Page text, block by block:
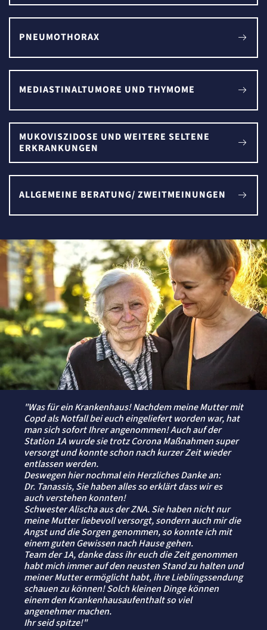
PNEUMOTHORAX
MEDIASTINALTUMORE UND THYMOME
MUKOVISZIDOSE UND WEITERE SELTENE
ERKRANKUNGEN
ALLGEMEINE BERATUNG/ ZWEITMEINUNGEN
"Was für ein Krankenhaus! Nachdem meine Mutter mit
Copd als Notfall bei euch eingeliefert worden war, hat
man sich sofort Ihrer angenommen! Auch auf der
Station 1A wurde sie trotz Corona Maßnahmen super
versorgt und konnte schon nach kurzer Zeit wieder
entlassen werden.
Deswegen hier nochmal ein Herzliches Danke an:
Dr. Tanassis, Sie haben alles so erklärt dass wir es
auch verstehen konnten!
Schwester Alischa aus der ZNA. Sie haben nicht nur
meine Mutter liebevoll versorgt, sondern auch mir die
Angst und die Sorgen genommen, so konnte ich mit
einem guten Gewissen nach Hause gehen.
Team der 1A, danke dass ihr euch die Zeit genommen
habt mich immer auf den neusten Stand zu halten und
meiner Mutter ermöglicht habt, ihre Lieblingssendung
schauen zu können! Solch kleinen Dinge können
einem den Krankenhausaufenthalt so viel
angenehmer machen.
Ihr seid spitze!"